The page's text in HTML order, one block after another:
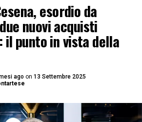
esordio da
nuovi acquisti
punto in vista della
ago on 13 Settembre 2025